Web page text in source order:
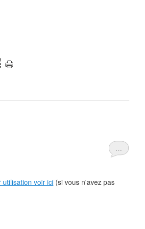
…
utilisation voir ici (si vous n'avez pas